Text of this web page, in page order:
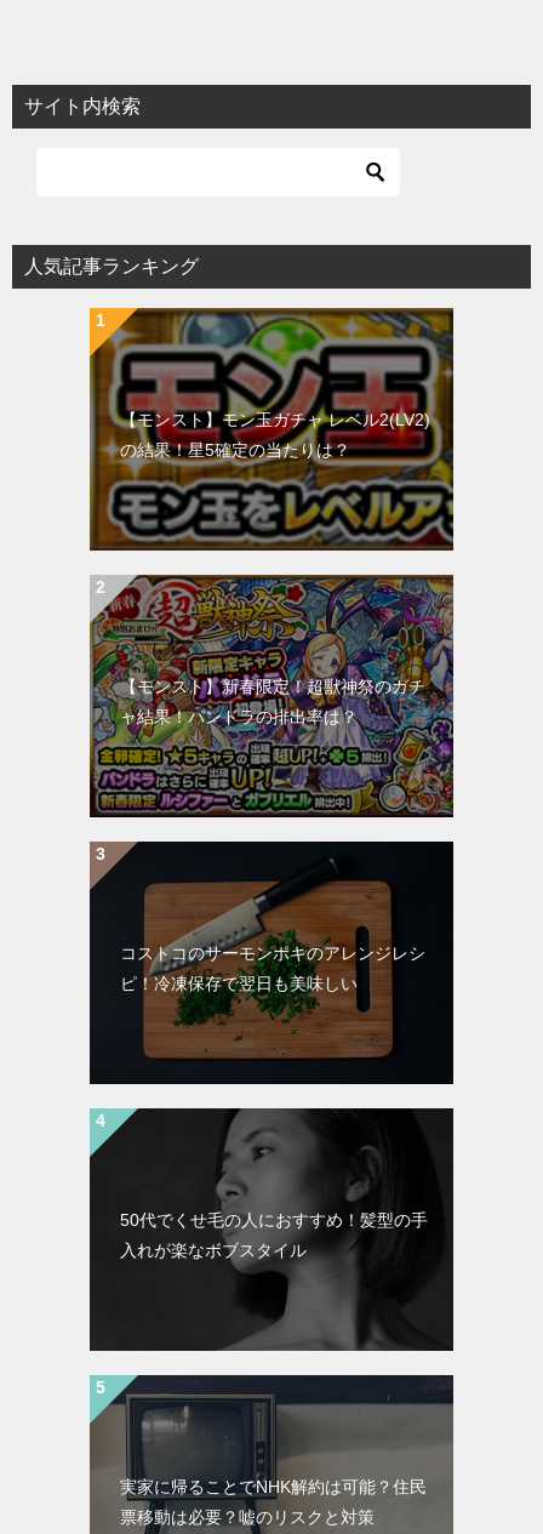
サイト内検索
人気記事ランキング
【モンスト】モン玉ガチャ レベル2(LV2)
の結果！星5確定の当たりは？
【モンスト】新春限定！超獣神祭のガチ
ャ結果！パンドラの排出率は？
コストコのサーモンポキのアレンジレシ
ピ！冷凍保存で翌日も美味しい
50代でくせ毛の人におすすめ！髪型の手
入れが楽なボブスタイル
実家に帰ることでNHK解約は可能？住民
票移動は必要？嘘のリスクと対策